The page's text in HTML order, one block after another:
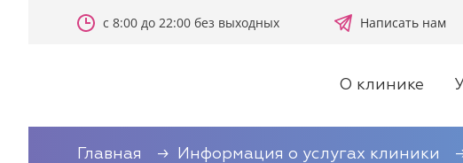
с 8:00 до 22:00 без выходных Написать нам
О клинике
Главная Информация о услугах клиники